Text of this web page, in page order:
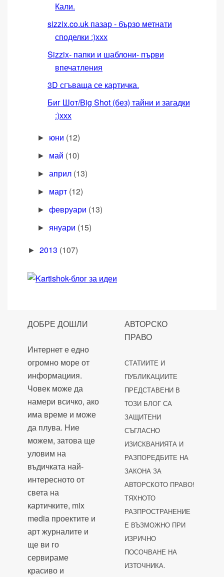
Кали.
sizzix.co.uk пазар - бързо метнати
споделки :)ххх
Sizzix- папки и шаблони- първи
впечатления
3D сгъваща се картичка.
Биг Шот/Big Shot (без) тайни и загадки
:)ххх
► юни (12)
► май (10)
►април (13)
► март (12)
►февруари (13)
► януари (15)
► 2013 (107)
ДОБРЕ ДОШЛИ
Интернет е едно
огромно море от
информациия.
Човек може да
намери всичко, ако
има време и може
да плува. Ние
можем, затова ще
уловим на
въдичката най-
интересното от
света на
картичките, mix
media проектите и
арт журналите и
ще ви го
сервираме
красиво и
АВТОРСКО
ПРАВО
СТАТИИТЕ И
ПУБЛИКАЦИИТЕ
ПРЕДСТАВЕНИ В
ТОЗИ БЛОГ СА
ЗАЩИТЕНИ
СЪГЛАСНО
ИЗИСКВАНИЯТА И
РАЗПОРЕДБИТЕ НА
ЗАКОНА ЗА
АВТОРСКОТО ПРАВО!
ТЯХНОТО
РАЗПРОСТРАНЕНИЕ
Е ВЪЗМОЖНО ПРИ
ИЗРИЧНО
ПОСОЧВАНЕ НА
ИЗТОЧНИКА.